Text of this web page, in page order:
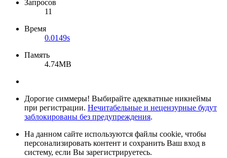
Запросов
11
Время
0.0149s
Память
4.74MB
Дорогие симмеры! Выбирайте адекватные никнеймы
при регистрации. Нечитабельные и нецензурные будут
заблокированы без предупреждения.
На данном сайте используются файлы cookie, чтобы
персонализировать контент и сохранить Ваш вход в
систему, если Вы зарегистрируетесь.